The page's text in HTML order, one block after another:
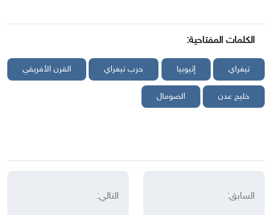
الكلمات المفتاحية:
تيغراي إثيوبيا حرب تيغراي القرن الأفريقي
خليج عدن الصومال
السابق: التالي: